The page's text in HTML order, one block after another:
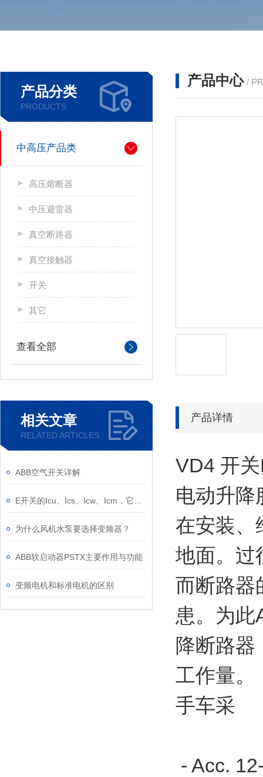
产品分类
PRODUCTS
中高压产品类
高压熔断器
中压避雷器
真空断路器
真空接触器
开关
其它
查看全部
相关文章
RELATED ARTICLES
ABB空气开关详解
为什么风机水泵要选择变频器？
ABB软启动器PSTX主要作用与功能
变频电机和标准电机的区别
产品中心 /
产品详情
VD4 开
电动升
在安装、
地面。过
而断路器
患。为此
降断路
工作量。
手车采
- Acc.